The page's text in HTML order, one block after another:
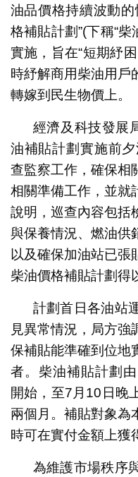
油品價格持續波動
格補貼計劃”(下稱“
實施，旨在“短期紓
時紓解商用柴油用戶
轉嫁到民生物價上。
經濟及科技發展
油補貼計劃實施前
查監察工作，確保相
相關準備工作，並就
說明，巡查內容包括
與保養情況、燃油供
以及確保加油站已張
柴油價格補貼計劃得
計劃首日各油站
見異常情況，局方強
保補貼能準確到位地
者。柴油補貼計劃
開始，至7月10日晚
兩個月。補貼對象為
時可在實付金額上獲
為維護市場秩序